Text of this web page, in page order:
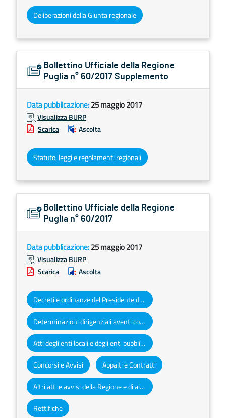
Deliberazioni della Giunta regionale
Bollettino Ufficiale della Regione
Puglia n° 60/2017 Supplemento
Data pubblicazione:25 maggio 2017
Visualizza BURP
Scarica
Ascolta
Statuto, leggi e regolamenti regionali
Bollettino Ufficiale della Regione
Puglia n° 60/2017
Data pubblicazione:25 maggio 2017
Visualizza BURP
Scarica
Ascolta
Decreti e ordinanze del Presidente della Giunta regionale
Determinazioni dirigenziali aventi contenuto di interesse generale
Atti degli enti locali e degli enti pubblici e privati
Concorsi e Avvisi Appalti e Contratti
Altri atti e avvisi della Regione e di altri enti pubblici che interessano la collettività regionale
Rettifiche